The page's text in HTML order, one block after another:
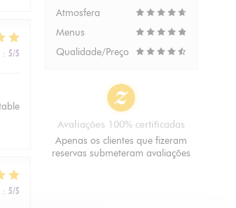
: 5/5
: 5/5
Atmosfera
Menus
Qualidade/Preço
Avaliações 100% certificadas
Apenas os clientes que fizeram
reservas submeteram avaliações